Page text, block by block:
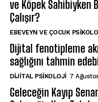
ve Köpek Sahibiyken
Çalışır?
EBEVEYN VE ÇOCUK
Dijital fenotipleme
sağlığını tahmin
DIJITAL PSIKOLOJI 7
Geleceğin Kayıp